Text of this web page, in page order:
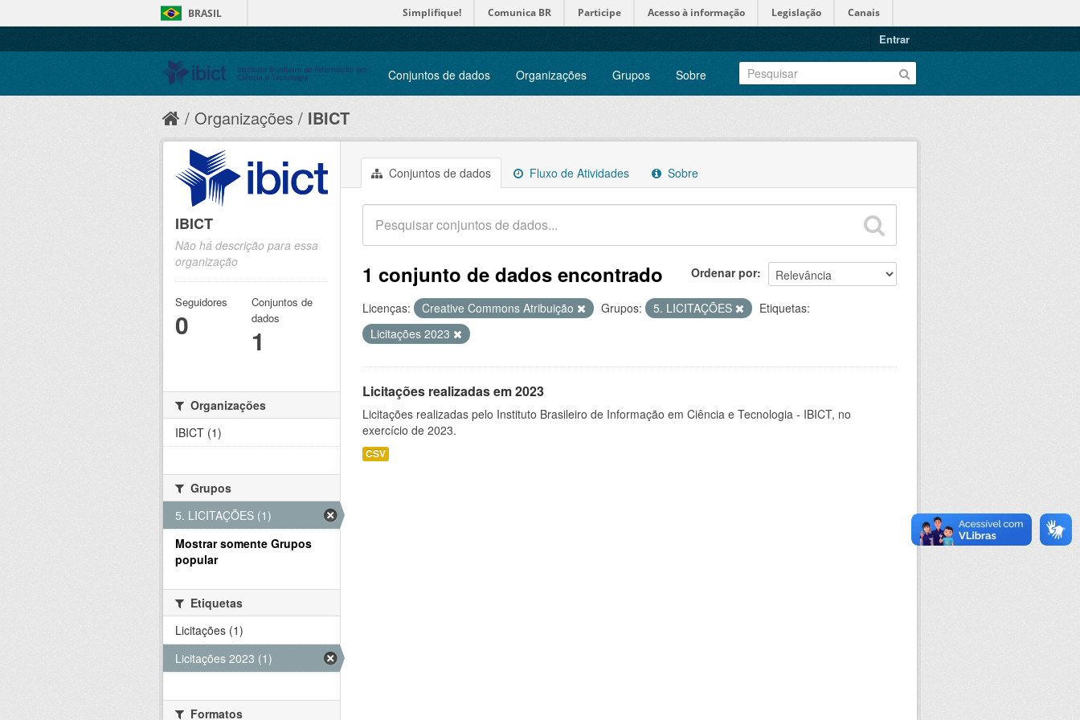
BRASIL Simplifique! Comunica BR Participe Acesso à informação Legislação Canais
Entrar
Conjuntos de dados Organizações Grupos Sobre
Organizações IBICT
Conjuntos de dados Fluxo de Atividades Sobre
Ordenar por
1 conjunto de dados encontrado
Licenças: Creative Commons Atribuição Grupos: 5. LICITAÇÕES
Etiquetas:
Licitações 2023
Licitações realizadas em 2023
Licitações realizadas pelo Instituto Brasileiro de Informação em Ciência e Tecnologia - IBICT, no
exercício de 2023.
CSV
IBICT
Não há descrição para essa
organização
Seguidores
0
Conjuntos de
dados
1
Organizações
IBICT (1)
Grupos
5. LICITAÇÕES (1)
Mostrar somente Grupos
popular
Etiquetas
Licitações (1)
Licitações 2023 (1)
Formatos